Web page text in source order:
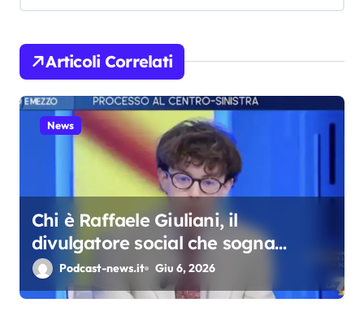
z
i
o
n
i
Articoli Correlati
News
Chi è Raffaele Giuliani, il
divulgatore social che sogna
Berlinguer e predica l’ordinarietà
Podcast-news.it Giu 6, 2026